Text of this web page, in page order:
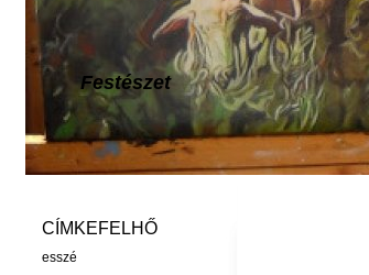
Festészet
CÍMKEFELHŐ
esszé